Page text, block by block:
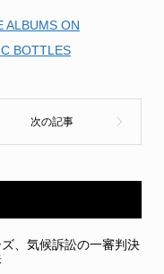
ALBUMS ON
BOTTLES
、気候訴訟の一審判決